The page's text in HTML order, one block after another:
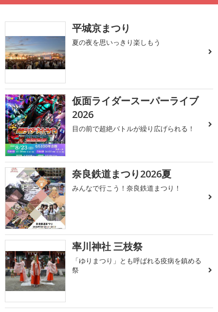
平城京まつり
夏の夜を思いっきり楽しもう
仮面ライダースーパーライブ
2026
目の前で超絶バトルが繰り広げられる！
奈良鉄道まつり2026夏
みんなで行こう！奈良鉄道まつり！
率川神社 三枝祭
「ゆりまつり」とも呼ばれる疫病を鎮める
祭